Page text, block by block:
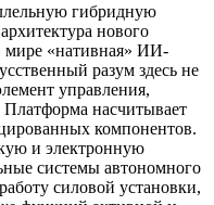
гибридную
нового
мире «нативная» ИИ-
разум здесь не
управления,
Платформа насчитывает
компонентов.
и электронную
системы автономного
силовой установки,